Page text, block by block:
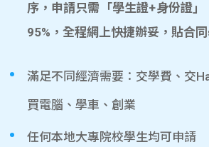
序，申請只需「學生證+身份證
95%，全程網上快捷辦妥，貼合同
滿足不同經濟需要：交學費、交
買電腦、學車、創業
任何本地大專院校學生均可申請